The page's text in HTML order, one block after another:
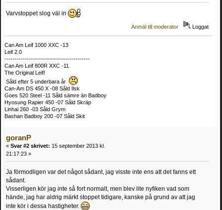
Varvstoppet slog väl in
Anmäl till moderator Loggat
Can Am Leif 1000 XXC -13
Leif 2.0
-------------------------------------------
Can Am Leif 800R XXC -11
The Original Leif!
Såld efter 5 underbara år
Can-Am DS 450 X -08 Såld Ilsk
Goes 520 Steel -11 Såld sämre än Badboy
Hyosung Rapier 450 -07 Såld Skräp
Linhai 260 -03 Såld Grym
Bashan Badboy 200 -07 Såld Skit
goranP
« Svar #2 skrivet: 15 september 2013 kl.
21:17:23 »
Ja förmodligen var det något sådant, jag visste inte ens att det fanns ett
sådant.
Visserligen kör jag inte så fort normalt, men blev lite nyfiken vad som
hände, jag har aldrig märkt stoppet tidigare, kanske på grund av att jag
inte kör i dessa hastigheter.